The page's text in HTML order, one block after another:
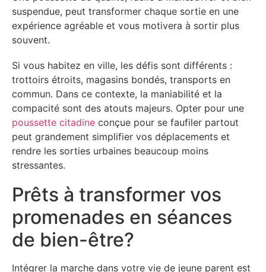
suspendue, peut transformer chaque sortie en une
expérience agréable et vous motivera à sortir plus
souvent.
Si vous habitez en ville, les défis sont différents :
trottoirs étroits, magasins bondés, transports en
commun. Dans ce contexte, la maniabilité et la
compacité sont des atouts majeurs. Opter pour une
poussette citadine conçue pour se faufiler partout
peut grandement simplifier vos déplacements et
rendre les sorties urbaines beaucoup moins
stressantes.
Prêts à transformer vos
promenades en séances
de bien-être?
Intégrer la marche dans votre vie de jeune parent est